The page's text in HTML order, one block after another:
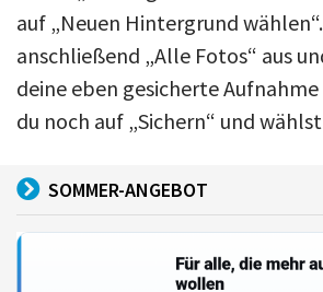
auf „Neuen Hintergrund
anschließend „Alle Fotos“ aus
deine eben gesicherte
du noch auf „Sichern“ und
SOMMER-ANGEBOT